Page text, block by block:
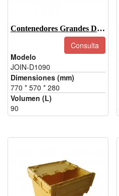
Contenedores Grandes De Plástico Transparente Con Tapa 90L
Consulta
Modelo
JOIN-D1090
Dimensiones (mm)
770 * 570 * 280
Volumen (L)
90